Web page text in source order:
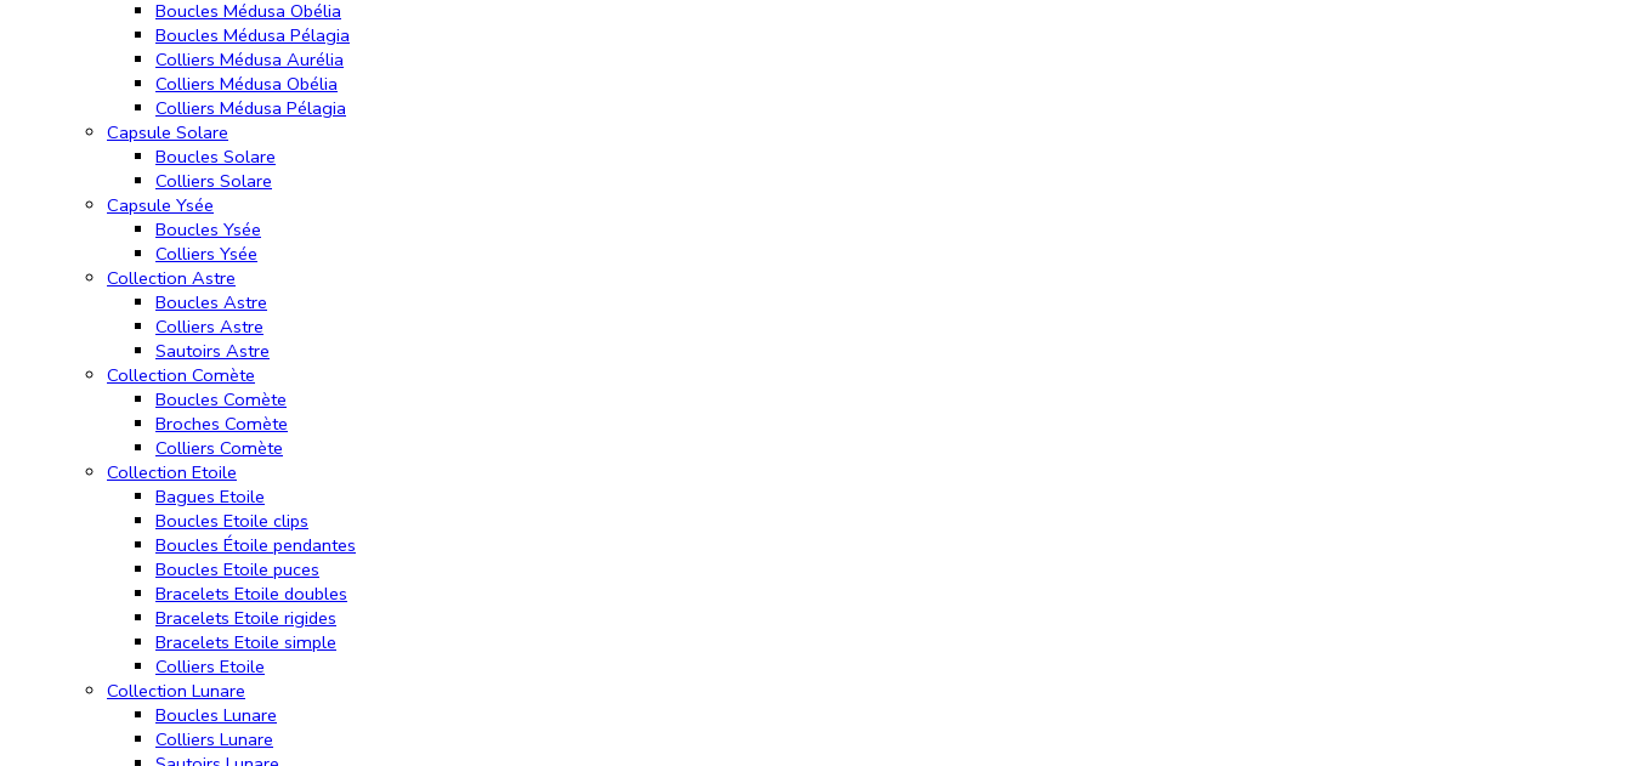
Boucles Médusa Obélia
Boucles Médusa Pélagia
Colliers Médusa Aurélia
Colliers Médusa Obélia
Colliers Médusa Pélagia
Capsule Solare
Boucles Solare
Colliers Solare
Capsule Ysée
Boucles Ysée
Colliers Ysée
Collection Astre
Boucles Astre
Colliers Astre
Sautoirs Astre
Collection Comète
Boucles Comète
Broches Comète
Colliers Comète
Collection Etoile
Bagues Etoile
Boucles Etoile clips
Boucles Étoile pendantes
Boucles Etoile puces
Bracelets Etoile doubles
Bracelets Etoile rigides
Bracelets Etoile simple
Colliers Etoile
Collection Lunare
Boucles Lunare
Colliers Lunare